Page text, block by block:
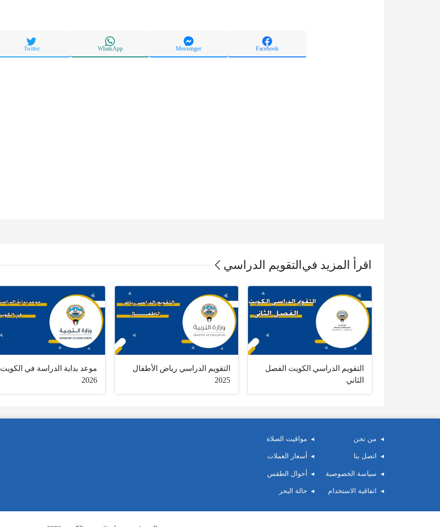
Facebook
Messenger
WhatsApp
Twitter
اقرأ المزيد في التقويم الدراسي
التقويم الدراسي الكويت الفصل
الثاني
التقويم الدراسي رياض الأطفال
2025
موعد بداية الدراسة في الكويت
2026
من نحن
اتصل بنا
سياسة الخصوصية
اتفاقية الاستخدام
مواقيت الصلاة
أسعار العملات
أحوال الطقس
حالة البحر